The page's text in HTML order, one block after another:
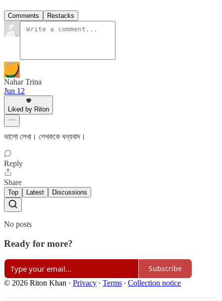
Comments Restacks
Nahar Trina
Jun 12
Liked by Riton
ভালো লেখা। লেখককে ধন্যবাদ।
Reply
Share
Top Latest Discussions
No posts
Ready for more?
Subscribe
© 2026 Riton Khan · Privacy ∙ Terms ∙ Collection notice